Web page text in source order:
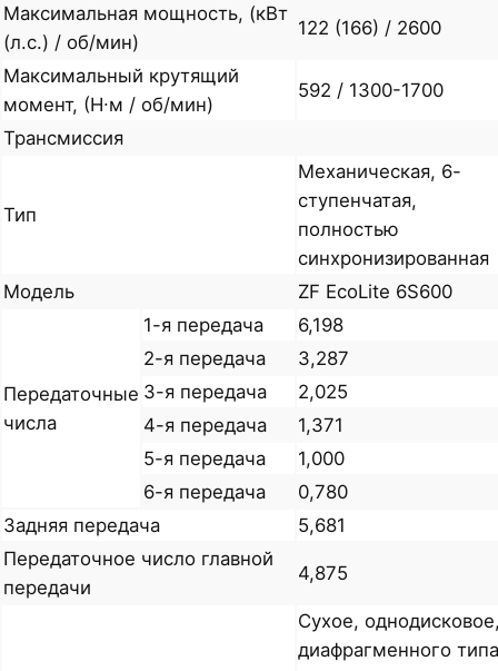
Максимальная мощность, (кВт
(л.с.) / об/мин)
122 (166) / 2600
Максимальный крутящий
момент, (Н∙м / об/мин)
592 / 1300-1700
Трансмиссия
Тип
Механическая, 6-
ступенчатая,
полностью
синхронизированная
Модель
ZF EcoLite 6S600
Передаточные
числа
1-я передача
6,198
2-я передача
3,287
3-я передача
2,025
4-я передача
1,371
5-я передача
1,000
6-я передача
0,780
Задняя передача
5,681
Передаточное число главной
передачи
4,875
Сухое,
диафрагменного